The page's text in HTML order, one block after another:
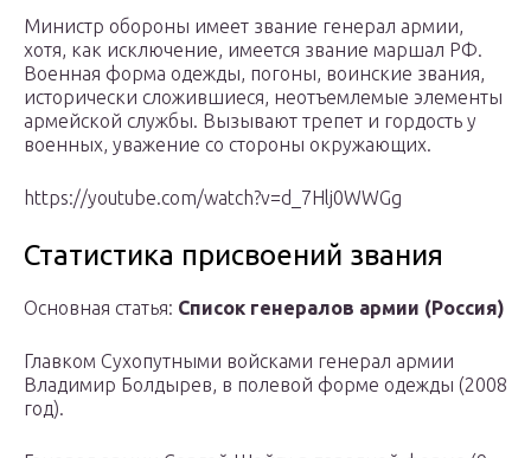
Министр обороны имеет звание генерал армии,
хотя, как исключение, имеется звание маршал РФ.
Военная форма одежды, погоны, воинские звания,
исторически сложившиеся, неотъемлемые элементы
армейской службы. Вызывают трепет и гордость у
военных, уважение со стороны окружающих.
https://youtube.com/watch?v=d_7Hlj0WWGg
Статистика присвоений звания
Основная статья: Список генералов армии (Россия)
Главком Сухопутными войсками генерал армии
Владимир Болдырев, в полевой форме одежды (2008
год).